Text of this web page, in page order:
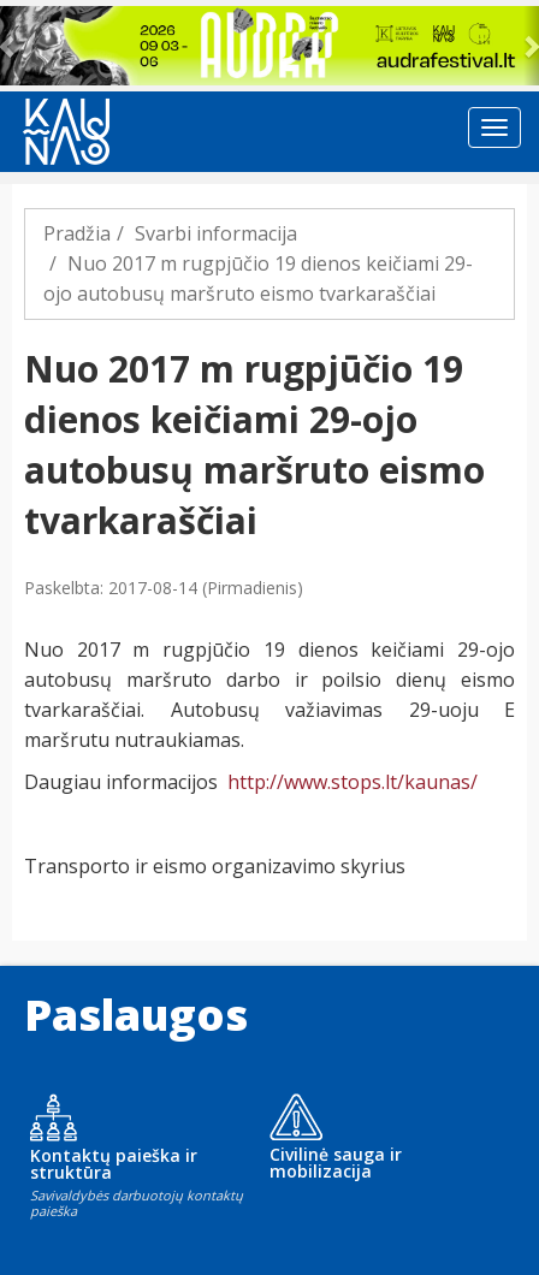
Previous
Pradžia
Svarbi informacija
Nuo 2017 m rugpjūčio 19 dienos keičiami 29-
ojo autobusų maršruto eismo tvarkaraščiai
Nuo 2017 m rugpjūčio 19
dienos keičiami 29-ojo
autobusų maršruto eismo
tvarkaraščiai
Paskelbta: 2017-08-14 (Pirmadienis)
Nuo 2017 m rugpjūčio 19 dienos keičiami 29-ojo
autobusų maršruto darbo ir poilsio dienų eismo
tvarkaraščiai. Autobusų važiavimas 29-uoju E
maršrutu nutraukiamas.
Daugiau informacijos http://www.stops.lt/kaunas/
Transporto ir eismo organizavimo skyrius
Paslaugos
Kontaktų paieška ir
struktūra
Savivaldybės darbuotojų kontaktų
paieška
Civilinė sauga ir
mobilizacija